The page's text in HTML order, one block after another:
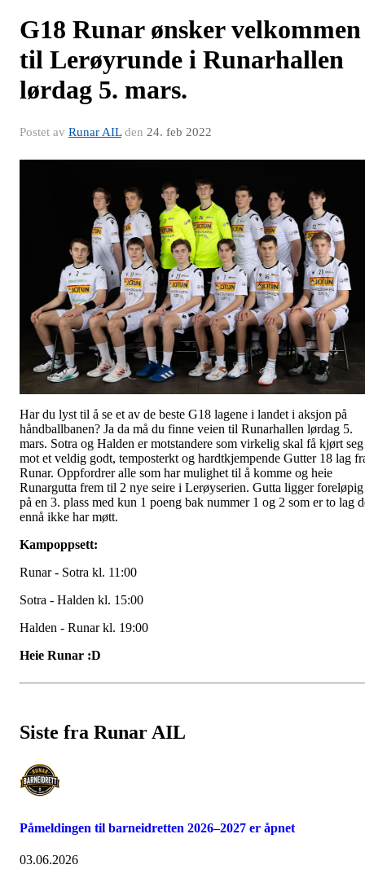
G18 Runar ønsker velkommen
til Lerøyrunde i Runarhallen
lørdag 5. mars.
Postet av Runar AILden 24. feb 2022
Har du lyst til å se et av de beste G18 lagene i landet i aksjon på
håndballbanen? Ja da må du finne veien til Runarhallen lørdag 5.
mars. Sotra og Halden er motstandere som virkelig skal få kjørt seg
mot et veldig godt, temposterkt og hardtkjempende Gutter 18 lag
Runar. Oppfordrer alle som har mulighet til å komme og heie
Runargutta frem til 2 nye seire i Lerøyserien. Gutta ligger foreløpig
på en 3. plass med kun 1 poeng bak nummer 1 og 2 som er to lag
ennå ikke har møtt.
Kampoppsett:
Runar - Sotra kl. 11:00
Sotra - Halden kl. 15:00
Halden - Runar kl. 19:00
Heie Runar :D
Siste fra Runar AIL
Påmeldingen til barneidretten 2026–2027 er åpnet
03.06.2026